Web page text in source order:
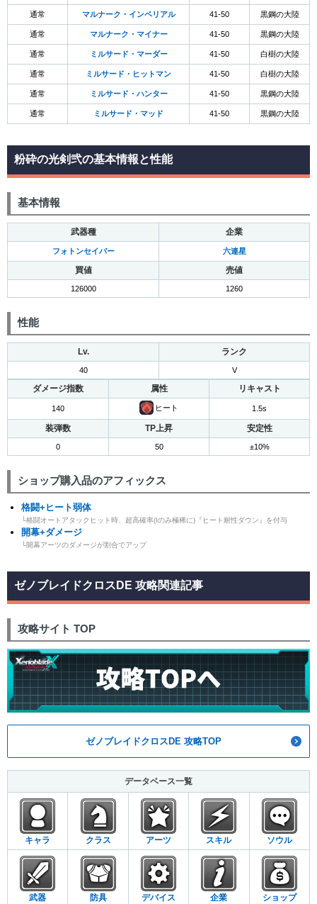
通常 マルナーク・インペリアル 41-50 黒鋼の大陸
通常 マルナーク・マイナー 41-50 黒鋼の大陸
通常 ミルサード・マーダー 41-50 白樹の大陸
通常 ミルサード・ヒットマン 41-50 白樹の大陸
通常 ミルサード・ハンター 41-50 黒鋼の大陸
通常 ミルサード・マッド 41-50 黒鋼の大陸
粉砕の光剣弐の基本情報と性能
基本情報
武器種 企業
フォトンセイバー 六連星
買値 売値
126000 1260
性能
Lv. ランク
40 V
ダメージ指数 属性 リキャスト
140 ヒート 1.5s
装弾数 TP上昇 安定性
0 50 ±10%
ショップ購入品のアフィックス
格闘+ヒート弱体
└格闘オートアタックヒット時、超高確率(Iのみ極稀に)『ヒート耐性ダウン』を付与
開幕+ダメージ
└開幕アーツのダメージが割合でアップ
ゼノブレイドクロスDE 攻略関連記事
攻略サイト TOP
ゼノブレイドクロスDE 攻略TOP
データベース一覧
キャラ クラス アーツ スキル ソウル
武器 防具 デバイス 企業 ショップ